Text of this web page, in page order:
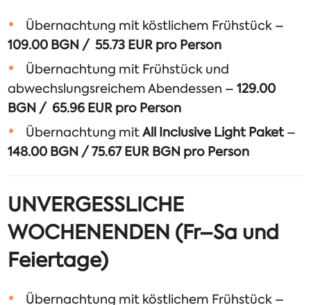
Übernachtung mit köstlichem Frühstück –
109.00 BGN / 55.73 EUR pro Person
Übernachtung mit Frühstück und
abwechslungsreichem Abendessen –129.00
BGN / 65.96 EUR pro Person
Übernachtung mitAll Inclusive Light Paket–
148.00 BGN / 75.67 EUR BGN pro Person
UNVERGESSLICHE
WOCHENENDEN (Fr–Sa und
Feiertage)
Übernachtung mit köstlichem Frühstück –